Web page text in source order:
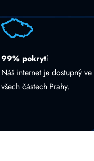
99% pokrytí
Náš internet je dostupný ve
všech částech Prahy.